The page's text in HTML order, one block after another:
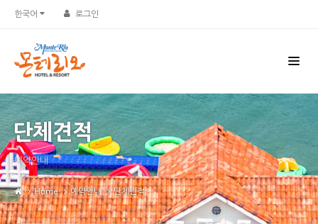
한국어 로그인
단체견적
예약안내
Home 예약안내 단체견적
Sketchbook5, 스케치북5